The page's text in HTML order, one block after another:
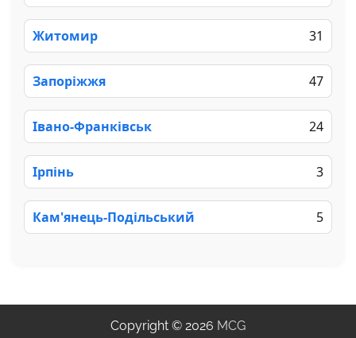
Житомир 31
Запоріжжя 47
Івано-Франківськ 24
Ірпінь 3
Кам'янець-Подільський 5
Copyright © 2026 MCG